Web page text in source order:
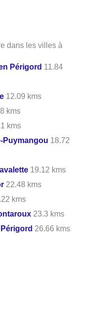
dans les villes à
Périgord 11.84
12.09 kms
kms
kms
Puymangou 18.72
19.12 kms
22.48 kms
kms
23.3 kms
26.66 kms